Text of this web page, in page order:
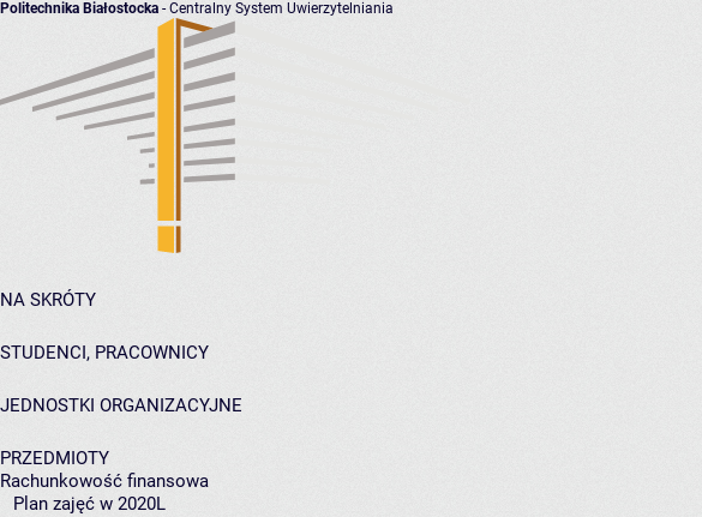
Politechnika Białostocka - Centralny System Uwierzytelniania
NA SKRÓTY
STUDENCI, PRACOWNICY
JEDNOSTKI ORGANIZACYJNE
PRZEDMIOTY
Rachunkowość finansowa
Plan zajęć w 2020L